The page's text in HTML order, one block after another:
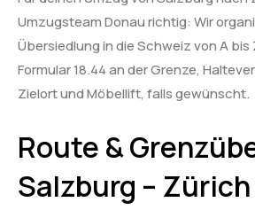
Umzugsteam Donau richtig: Wir
Übersiedlung in die Schweiz von A bis
Formular 18.44 an der Grenze,
Zielort und Möbellift, falls gewünscht.
Route &
Salzburg – Zürich